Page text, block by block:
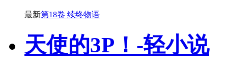
最新第18卷 续终物语
天使的3P！-轻小说